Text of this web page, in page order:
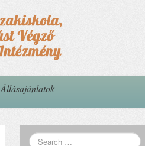
Állásajánlatok